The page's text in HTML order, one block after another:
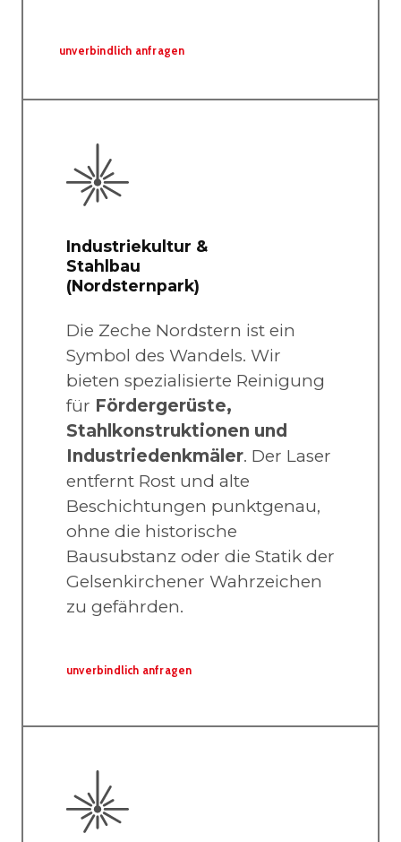
unverbindlich anfragen
Industriekultur &
Stahlbau
(Nordsternpark)
Die Zeche Nordstern ist ein
Symbol des Wandels. Wir
bieten spezialisierte Reinigung
für Fördergerüste,
Stahlkonstruktionen und
Industriedenkmäler. Der Laser
entfernt Rost und alte
Beschichtungen punktgenau,
ohne die historische
Bausubstanz oder die Statik der
Gelsenkirchener Wahrzeichen
zu gefährden.
unverbindlich anfragen